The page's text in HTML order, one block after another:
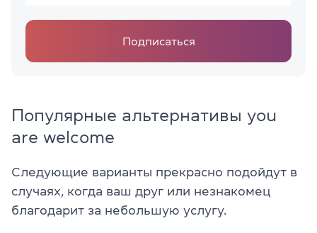
Подписаться
Популярные альтернативы you
are welcome
Следующие варианты прекрасно подойдут в
случаях, когда ваш друг или незнакомец
благодарит за небольшую услугу.